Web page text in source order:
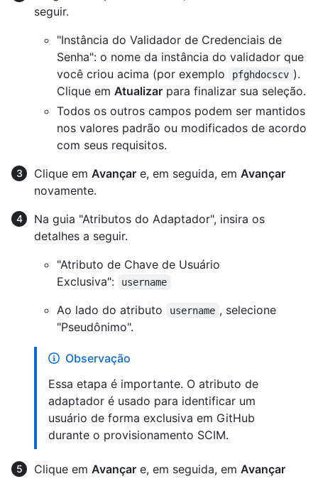
seguir.
"Instância do Validador de Credenciais de
Senha": o nome da instância do validador que
você criou acima (por exemplo
pfghdocscv ).
Clique em Atualizar para finalizar sua seleção.
Todos os outros campos podem ser mantidos
nos valores padrão ou modificados de acordo
com seus requisitos.
Clique em Avançar e, em seguida, em Avançar
novamente.
Na guia "Atributos do Adaptador", insira os
detalhes a seguir.
"Atributo de Chave de Usuário
Exclusiva":
username
Ao lado do atributo username , selecione
"Pseudônimo".
Observação
Essa etapa é importante. O atributo de
adaptador é usado para identificar um
usuário de forma exclusiva em GitHub
durante o provisionamento SCIM.
Clique em Avançar e, em seguida, em Avançar